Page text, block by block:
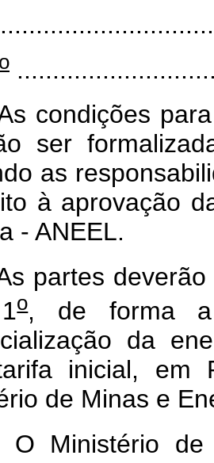
o
condições para
ser
as
à aprovação
- ANEEL.
partes deverão
o, de forma a
da
inicial, em
de Minas e
Ministério de